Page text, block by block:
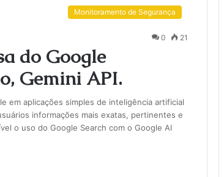
Monitoramento de Segurança
0 21
do Google
Gemini API.
em aplicações simples de inteligência artificial
informações mais exatas, pertinentes e
o uso do Google Search com o Google AI